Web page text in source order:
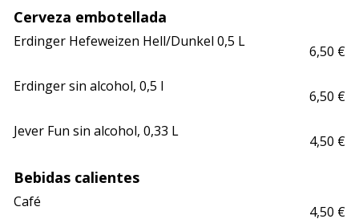
Cerveza embotellada
Erdinger Hefeweizen Hell/Dunkel 0,5 L
6,50 €
Erdinger sin alcohol, 0,5 l
6,50 €
Jever Fun sin alcohol, 0,33 L
4,50 €
Bebidas calientes
Café
4,50 €